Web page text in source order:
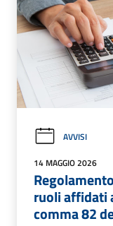
AVVISI
14 MAGGIO 2026
ruoli affidati
comma 82